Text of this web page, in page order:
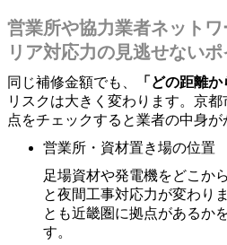
営業所や協力業者ネット
リア対応力の見逃せないポ
同じ補修金額でも、 「どの距離
リスクは大きく変わります。京
点をチェックすると業者の中身が
営業所・資材置き場の位置
足場資材や発電機をどこか
と夜間工事対応力が変わり
とも近畿圏に拠点があるか
す。